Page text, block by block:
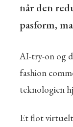
når den
pasform,
AI-try-on og
fashion
teknologien
Et flot virtuelt